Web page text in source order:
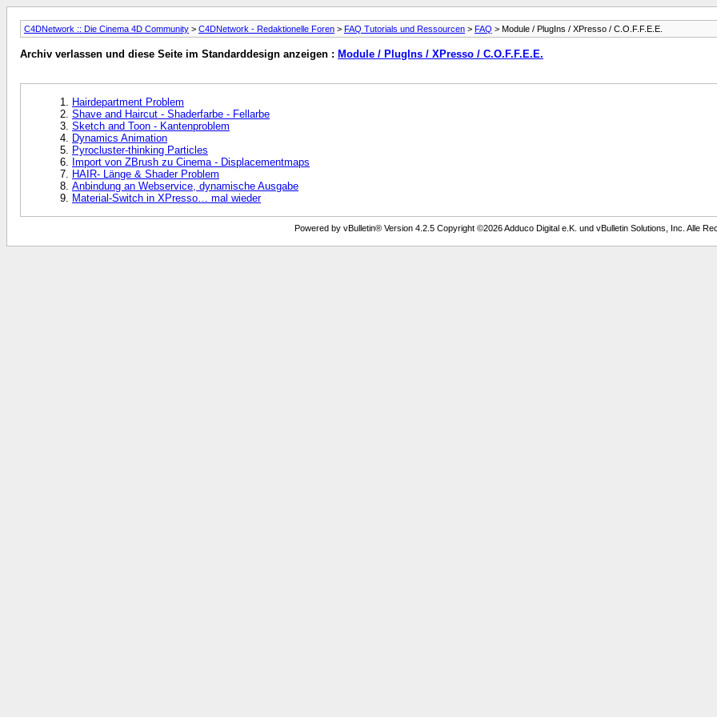
C4DNetwork :: Die Cinema 4D Community > C4DNetwork - Redaktionelle Foren > FAQ Tutorials und Ressourcen > FAQ > Module / PlugIns / XPresso / C.O.F.F.E.E.
Archiv verlassen und diese Seite im Standarddesign anzeigen : Module / PlugIns / XPresso / C.O.F.F.E.E.
Hairdepartment Problem
Shave and Haircut - Shaderfarbe - Fellarbe
Sketch and Toon - Kantenproblem
Dynamics Animation
Pyrocluster-thinking Particles
Import von ZBrush zu Cinema - Displacementmaps
HAIR- Länge & Shader Problem
Anbindung an Webservice, dynamische Ausgabe
Material-Switch in XPresso… mal wieder
Powered by vBulletin® Version 4.2.5 Copyright ©2026 Adduco Digital e.K. und vBulletin Solutions, Inc. Alle